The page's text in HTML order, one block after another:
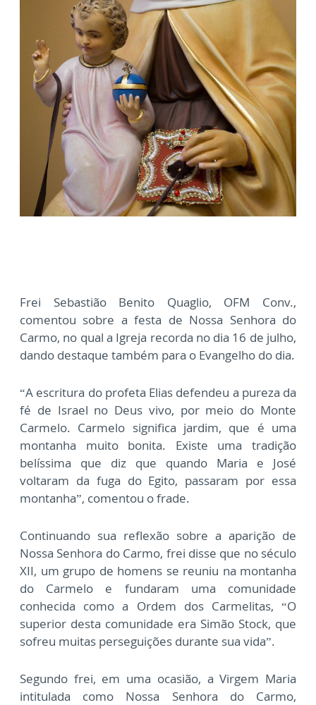
Frei Sebastião Benito Quaglio, OFM Conv.,
comentou sobre a festa de Nossa Senhora do
Carmo, no qual a Igreja recorda no dia 16 de julho,
dando destaque também para o Evangelho do dia.
“A escritura do profeta Elias defendeu a pureza da
fé de Israel no Deus vivo, por meio do Monte
Carmelo. Carmelo significa jardim, que é uma
montanha muito bonita. Existe uma tradição
belíssima que diz que quando Maria e José
voltaram da fuga do Egito, passaram por essa
montanha”, comentou o frade.
Continuando sua reflexão sobre a aparição de
Nossa Senhora do Carmo, frei disse que no século
XII, um grupo de homens se reuniu na montanha
do Carmelo e fundaram uma comunidade
conhecida como a Ordem dos Carmelitas, “O
superior desta comunidade era Simão Stock, que
sofreu muitas perseguições durante sua vida”.
Segundo frei, em uma ocasião, a Virgem Maria
intitulada como Nossa Senhora do Carmo,